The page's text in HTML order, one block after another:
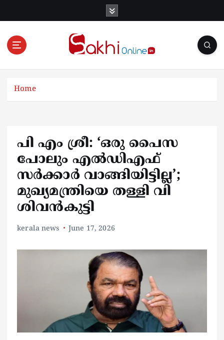
Online News Portal
Home
പി എം ശ്രീ: ‘ഒരു പൈസ
പോലും എല്‍ഡിഎഫ്
സര്‍ക്കാര്‍ വാങ്ങിയിട്ടില്ല’;
മുഖ്യമന്ത്രിയെ തള്ളി വി
ശിവന്‍കുട്ടി
kerala news June 17, 2026